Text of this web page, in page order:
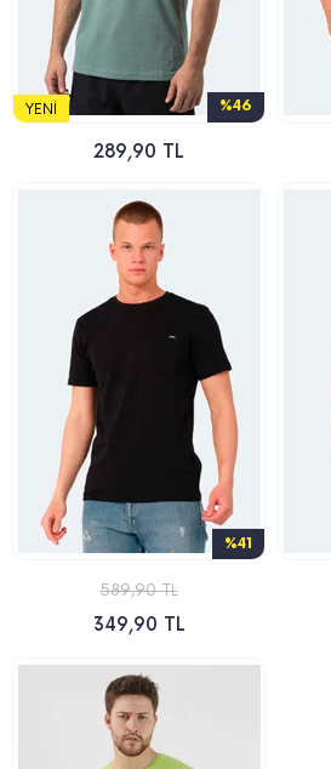
%46
YENI
289,90 TL
%41
589,90 TL
349,90 TL